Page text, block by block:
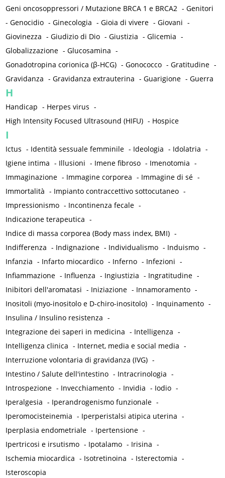
Geni oncosoppressori / Mutazione BRCA 1 e BRCA2 -Genitori
-Genocidio -Ginecologia -Gioia di vivere -Giovani -
Giovinezza -Giudizio di Dio -Giustizia -Glicemia -
Globalizzazione -Glucosamina -
Gonadotropina corionica (β-HCG) -Gonococco -Gratitudine -
Gravidanza -Gravidanza extrauterina -Guarigione -Guerra
H
Handicap - Herpes virus -
High Intensity Focused Ultrasound (HIFU) - Hospice
I
Ictus - Identità sessuale femminile - Ideologia - Idolatria -
Igiene intima - Illusioni - Imene fibroso - Imenotomia -
Immaginazione - Immagine corporea - Immagine di sé -
Immortalità - Impianto contraccettivo sottocutaneo -
Impressionismo - Incontinenza fecale -
Indicazione terapeutica -
Indice di massa corporea (Body mass index, BMI) -
Indifferenza - Indignazione - Individualismo - Induismo -
Infanzia - Infarto miocardico - Inferno - Infezioni -
Infiammazione - Influenza - Ingiustizia - Ingratitudine -
Inibitori dell'aromatasi - Iniziazione - Innamoramento -
Inositoli (myo-inositolo e D-chiro-inositolo) - Inquinamento -
Insulina / Insulino resistenza -
Integrazione dei saperi in medicina - Intelligenza -
Intelligenza clinica - Internet, media e social media -
Interruzione volontaria di gravidanza (IVG) -
Intestino / Salute dell'intestino - Intracrinologia -
Introspezione - Invecchiamento - Invidia - Iodio -
Iperalgesia - Iperandrogenismo funzionale -
Iperomocisteinemia - Iperperistalsi atipica uterina -
Iperplasia endometriale - Ipertensione -
Ipertricosi e irsutismo - Ipotalamo - Irisina -
Ischemia miocardica - Isotretinoina - Isterectomia -
Isteroscopia